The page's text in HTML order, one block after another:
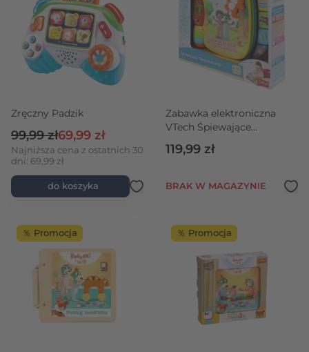
Zręczny Padzik
Cena promocyjna
69,99 zł
Cena regularna
99,99 zł
Najniższa cena z ostatnich 30
dni: 69,99 zł
do koszyka
Zabawka elektroniczna
VTech Śpiewające
Opowiadanki Bobaski i Miś
119,99 zł
BRAK W MAGAZYNIE
％ Promocja ％ Promocja